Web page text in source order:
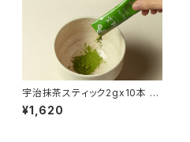
宇治抹茶スティック2gx10本 ～
より高品質な抹茶へリニューア
ル～
¥1,620